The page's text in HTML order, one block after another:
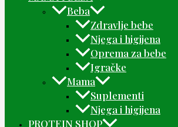
Beba
Zdravlje bebe
Njega i higijena
Oprema za bebe
Igračke
Mama
Suplementi
Njega i higijena
PROTEIN SHOP